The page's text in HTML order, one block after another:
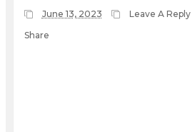
June 13, 2023 Leave A Reply
Share